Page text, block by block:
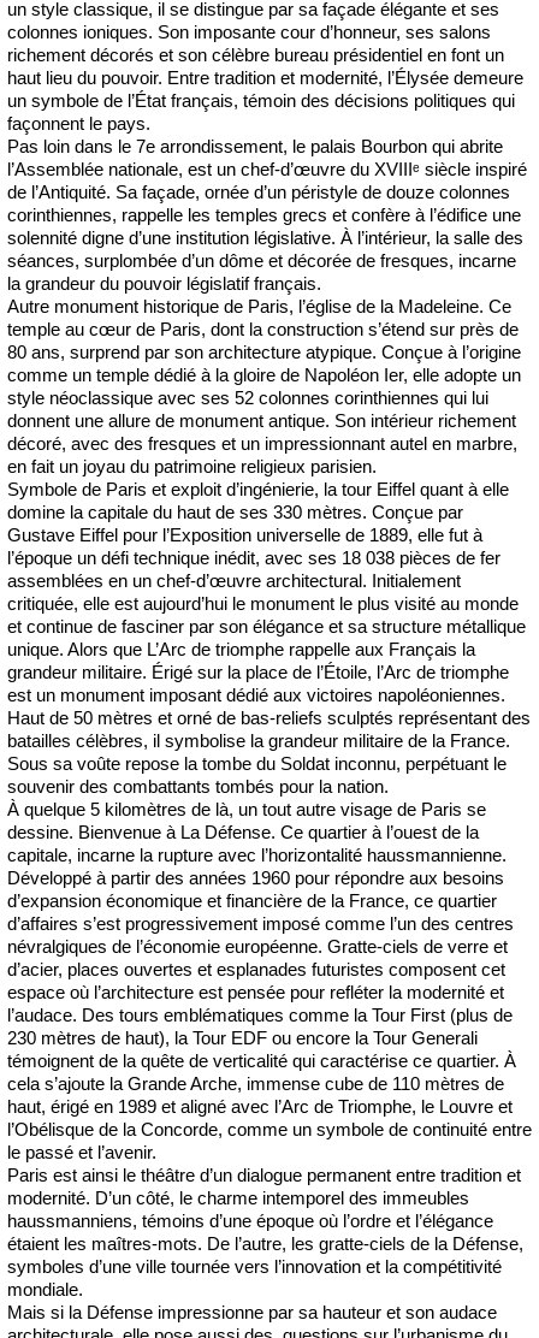
un style classique, il se distingue par sa façade élégante et ses
colonnes ioniques. Son imposante cour d’honneur, ses salons
richement décorés et son célèbre bureau présidentiel en font un
haut lieu du pouvoir. Entre tradition et modernité, l’Élysée demeure
un symbole de l’État français, témoin des décisions politiques qui
façonnent le pays.
Pas loin dans le 7e arrondissement, le palais Bourbon qui abrite
l’Assemblée nationale, est un chef-d’œuvre du XVIIIᵉ siècle inspiré
de l’Antiquité. Sa façade, ornée d’un péristyle de douze colonnes
corinthiennes, rappelle les temples grecs et confère à l’édifice une
solennité digne d’une institution législative. À l’intérieur, la salle des
séances, surplombée d’un dôme et décorée de fresques, incarne
la grandeur du pouvoir législatif français.
Autre monument historique de Paris, l’église de la Madeleine. Ce
temple au cœur de Paris, dont la construction s’étend sur près de
80 ans, surprend par son architecture atypique. Conçue à l’origine
comme un temple dédié à la gloire de Napoléon Ier, elle adopte un
style néoclassique avec ses 52 colonnes corinthiennes qui lui
donnent une allure de monument antique. Son intérieur richement
décoré, avec des fresques et un impressionnant autel en marbre,
en fait un joyau du patrimoine religieux parisien.
Symbole de Paris et exploit d’ingénierie, la tour Eiffel quant à elle
domine la capitale du haut de ses 330 mètres. Conçue par
Gustave Eiffel pour l’Exposition universelle de 1889, elle fut à
l’époque un défi technique inédit, avec ses 18 038 pièces de fer
assemblées en un chef-d’œuvre architectural. Initialement
critiquée, elle est aujourd’hui le monument le plus visité au monde
et continue de fasciner par son élégance et sa structure métallique
unique. Alors que L’Arc de triomphe rappelle aux Français la
grandeur militaire. Érigé sur la place de l’Étoile, l’Arc de triomphe
est un monument imposant dédié aux victoires napoléoniennes.
Haut de 50 mètres et orné de bas-reliefs sculptés représentant des
batailles célèbres, il symbolise la grandeur militaire de la France.
Sous sa voûte repose la tombe du Soldat inconnu, perpétuant le
souvenir des combattants tombés pour la nation.
À quelque 5 kilomètres de là, un tout autre visage de Paris se
dessine. Bienvenue à La Défense. Ce quartier à l’ouest de la
capitale, incarne la rupture avec l’horizontalité haussmannienne.
Développé à partir des années 1960 pour répondre aux besoins
d’expansion économique et financière de la France, ce quartier
d’affaires s’est progressivement imposé comme l’un des centres
névralgiques de l’économie européenne. Gratte-ciels de verre et
d’acier, places ouvertes et esplanades futuristes composent cet
espace où l’architecture est pensée pour refléter la modernité et
l’audace. Des tours emblématiques comme la Tour First (plus de
230 mètres de haut), la Tour EDF ou encore la Tour Generali
témoignent de la quête de verticalité qui caractérise ce quartier. À
cela s’ajoute la Grande Arche, immense cube de 110 mètres de
haut, érigé en 1989 et aligné avec l’Arc de Triomphe, le Louvre et
l’Obélisque de la Concorde, comme un symbole de continuité entre
le passé et l’avenir.
Paris est ainsi le théâtre d’un dialogue permanent entre tradition et
modernité. D’un côté, le charme intemporel des immeubles
haussmanniens, témoins d’une époque où l’ordre et l’élégance
étaient les maîtres-mots. De l’autre, les gratte-ciels de la Défense,
symboles d’une ville tournée vers l’innovation et la compétitivité
mondiale.
Mais si la Défense impressionne par sa hauteur et son audace